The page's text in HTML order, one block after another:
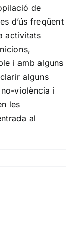
de
d’ús freqüent
activitats
i amb alguns
alguns
violència i
les
al